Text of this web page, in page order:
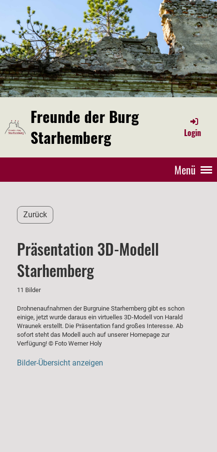
Freunde der Burg
Starhemberg
Login
Menü
Zurück
Präsentation 3D-Modell
Starhemberg
11 Bilder
Drohnenaufnahmen der Burgruine Starhemberg gibt es schon
einige, jetzt wurde daraus ein virtuelles 3D-Modell von Harald
Wraunek erstellt. Die Präsentation fand großes Interesse. Ab
sofort steht das Modell auch auf unserer Homepage zur
Verfügung! © Foto Werner Holy
Bilder-Übersicht anzeigen